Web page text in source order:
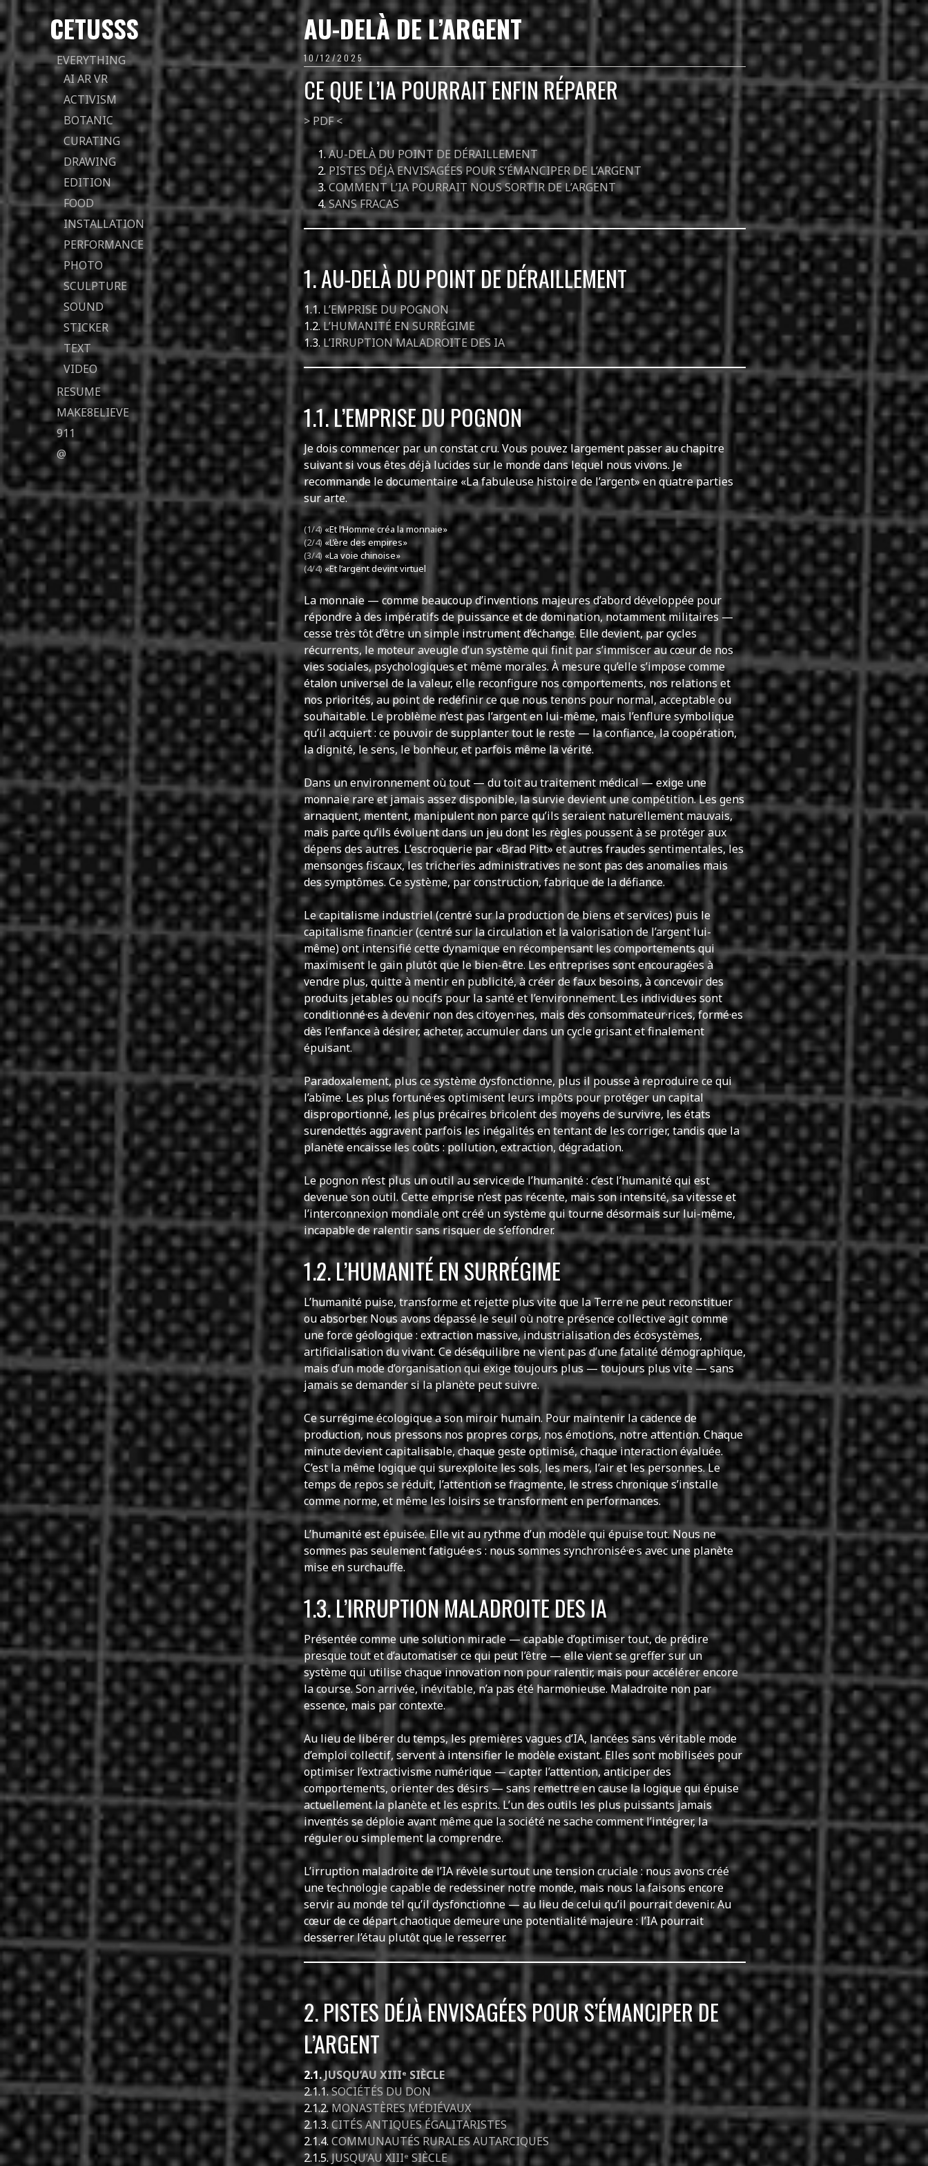
CETUSSS
Passer
directement
au
contenu
EVERYTHING
AI AR VR
ACTIVISM
BOTANIC
CURATING
DRAWING
EDITION
FOOD
INSTALLATION
PERFORMANCE
PHOTO
SCULPTURE
SOUND
STICKER
TEXT
VIDEO
RESUME
MAKE8ELIEVE
911
@
AU-DELÀ DE L’ARGENT
10/12/2025
CE QUE L’IA POURRAIT ENFIN RÉPARER
> PDF <
AU-DELÀ DU POINT DE DÉRAILLEMENT
PISTES DÉJÀ ENVISAGÉES POUR S’ÉMANCIPER DE L’ARGENT
COMMENT L’IA POURRAIT NOUS SORTIR DE L’ARGENT
SANS FRACAS
1. AU-DELÀ DU POINT DE DÉRAILLEMENT
1.1. L’EMPRISE DU POGNON
1.2.L’HUMANITÉ EN SURRÉGIME
1.3.L’IRRUPTION MALADROITE DES IA
1.1. L’EMPRISE DU POGNON
Je dois commencer par un constat cru. Vous pouvez largement passer au chapitre
suivant si vous êtes déjà lucides sur le monde dans lequel nous vivons. Je
recommande le documentaire «La fabuleuse histoire de l’argent» en quatre parties
sur arte.
(1/4)«Et l’Homme créa la monnaie»
(2/4) «L’ère des empires»
(3/4) «La voie chinoise»
(4/4) «Et l’argent devint virtuel
La monnaie — comme beaucoup d’inventions majeures d’abord développée pour
répondre à des impératifs de puissance et de domination, notamment militaires —
cesse très tôt d’être un simple instrument d’échange. Elle devient, par cycles
récurrents, le moteur aveugle d’un système qui finit par s’immiscer au cœur de nos
vies sociales, psychologiques et même morales. À mesure qu’elle s’impose comme
étalon universel de la valeur, elle reconfigure nos comportements, nos relations et
nos priorités, au point de redéfinir ce que nous tenons pour normal, acceptable ou
souhaitable. Le problème n’est pas l’argent en lui-même, mais l’enflure symbolique
qu’il acquiert : ce pouvoir de supplanter tout le reste — la confiance, la coopération,
la dignité, le sens, le bonheur, et parfois même la vérité.
Dans un environnement où tout — du toit au traitement médical — exige une
monnaie rare et jamais assez disponible, la survie devient une compétition. Les gens
arnaquent, mentent, manipulent non parce qu’ils seraient naturellement mauvais,
mais parce qu’ils évoluent dans un jeu dont les règles poussent à se protéger aux
dépens des autres. L’escroquerie par «Brad Pitt» et autres fraudes sentimentales, les
mensonges fiscaux, les tricheries administratives ne sont pas des anomalies mais
des symptômes. Ce système, par construction, fabrique de la défiance.
Le capitalisme industriel (centré sur la production de biens et services) puis le
capitalisme financier (centré sur la circulation et la valorisation de l’argent lui-
même) ont intensifié cette dynamique en récompensant les comportements qui
maximisent le gain plutôt que le bien-être. Les entreprises sont encouragées à
vendre plus, quitte à mentir en publicité, à créer de faux besoins, à concevoir des
produits jetables ou nocifs pour la santé et l’environnement. Les individu·es sont
conditionné·es à devenir non des citoyen·nes, mais des consommateur·rices, formé·es
dès l’enfance à désirer, acheter, accumuler dans un cycle grisant et finalement
épuisant.
Paradoxalement, plus ce système dysfonctionne, plus il pousse à reproduire ce qui
l’abîme. Les plus fortuné·es optimisent leurs impôts pour protéger un capital
disproportionné, les plus précaires bricolent des moyens de survivre, les états
surendettés aggravent parfois les inégalités en tentant de les corriger, tandis que la
planète encaisse les coûts : pollution, extraction, dégradation.
Le pognon n’est plus un outil au service de l’humanité : c’est l’humanité qui est
devenue son outil. Cette emprise n’est pas récente, mais son intensité, sa vitesse et
l’interconnexion mondiale ont créé un système qui tourne désormais sur lui-même,
incapable de ralentir sans risquer de s’effondrer.
1.2. L’HUMANITÉ EN SURRÉGIME
L’humanité puise, transforme et rejette plus vite que la Terre ne peut reconstituer
ou absorber. Nous avons dépassé le seuil où notre présence collective agit comme
une force géologique : extraction massive, industrialisation des écosystèmes,
artificialisation du vivant. Ce déséquilibre ne vient pas d’une fatalité démographique,
mais d’un mode d’organisation qui exige toujours plus — toujours plus vite — sans
jamais se demander si la planète peut suivre.
Ce surrégime écologique a son miroir humain. Pour maintenir la cadence de
production, nous pressons nos propres corps, nos émotions, notre attention. Chaque
minute devient capitalisable, chaque geste optimisé, chaque interaction évaluée.
C’est la même logique qui surexploite les sols, les mers, l’air et les personnes. Le
temps de repos se réduit, l’attention se fragmente, le stress chronique s’installe
comme norme, et même les loisirs se transforment en performances.
L’humanité est épuisée. Elle vit au rythme d’un modèle qui épuise tout. Nous ne
sommes pas seulement fatigué·e·s : nous sommes synchronisé·e·s avec une planète
mise en surchauffe.
1.3. L’IRRUPTION MALADROITE DES IA
Présentée comme une solution miracle — capable d’optimiser tout, de prédire
presque tout et d’automatiser ce qui peut l’être — elle vient se greffer sur un
système qui utilise chaque innovation non pour ralentir, mais pour accélérer encore
la course. Son arrivée, inévitable, n’a pas été harmonieuse. Maladroite non par
essence, mais par contexte.
Au lieu de libérer du temps, les premières vagues d’IA, lancées sans véritable mode
d’emploi collectif, servent à intensifier le modèle existant. Elles sont mobilisées pour
optimiser l’extractivisme numérique — capter l’attention, anticiper des
comportements, orienter des désirs — sans remettre en cause la logique qui épuise
actuellement la planète et les esprits. L’un des outils les plus puissants jamais
inventés se déploie avant même que la société ne sache comment l’intégrer, la
réguler ou simplement la comprendre.
L’irruption maladroite de l’IA révèle surtout une tension cruciale : nous avons créé
une technologie capable de redessiner notre monde, mais nous la faisons encore
servir au monde tel qu’il dysfonctionne — au lieu de celui qu’il pourrait devenir. Au
cœur de ce départ chaotique demeure une potentialité majeure : l’IA pourrait
desserrer l’étau plutôt que le resserrer.
2. PISTES DÉJÀ ENVISAGÉES POUR S’ÉMANCIPER DE
L’ARGENT
2.1.JUSQU’AU XIIIᵉ SIÈCLE
2.1.1.SOCIÉTÉS DU DON
2.1.2.MONASTÈRES MÉDIÉVAUX
2.1.3.CITÉS ANTIQUES ÉGALITARISTES
2.1.4. COMMUNAUTÉS RURALES AUTARCIQUES
2.1.5.JUSQU’AU XIIIᵉ SIÈCLE